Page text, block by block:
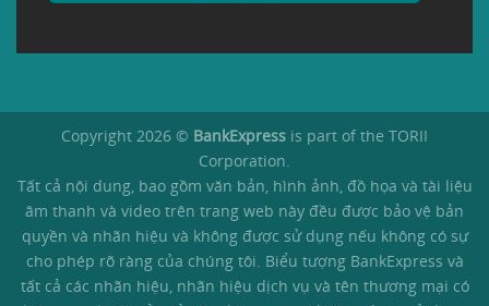
Copyright 2026 © BankExpress is part of the TORII
Corporation.
Tất cả nội dung, bao gồm văn bản, hình ảnh, đồ họa và tài liệu
âm thanh và video trên trang web này đều được bảo vệ bản
quyền và nhãn hiệu và không được sử dụng nếu không có sự
cho phép rõ ràng của chúng tôi. Biểu tượng BankExpress và
tất cả các nhãn hiệu, nhãn hiệu dịch vụ và tên thương mại có